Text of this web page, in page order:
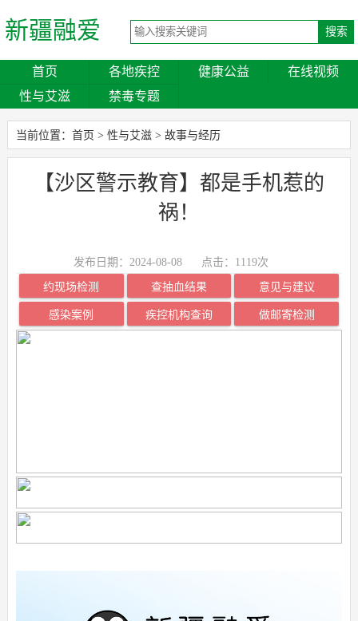
新疆融爱
首页 各地疾控 健康公益
在线视频
性与艾滋
禁毒专题
当前位置： 首页 > 性与艾滋> 故事与经历
【沙区警示教育】都是手机惹的
祸！
发布日期：2024-08-08 点击： 1119次
约现场检测 查抽血结果 意见与建议
感染案例 疾控机构查询 做邮寄检测